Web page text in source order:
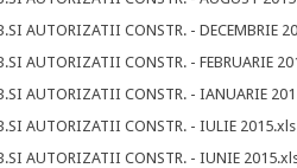
AUTORIZATII CONSTR. - DECEMBRIE
AUTORIZATII CONSTR. - FEBRUARIE
AUTORIZATII CONSTR. - IANUARIE
AUTORIZATII CONSTR. - IULIE 2015.xls
AUTORIZATII CONSTR. - IUNIE